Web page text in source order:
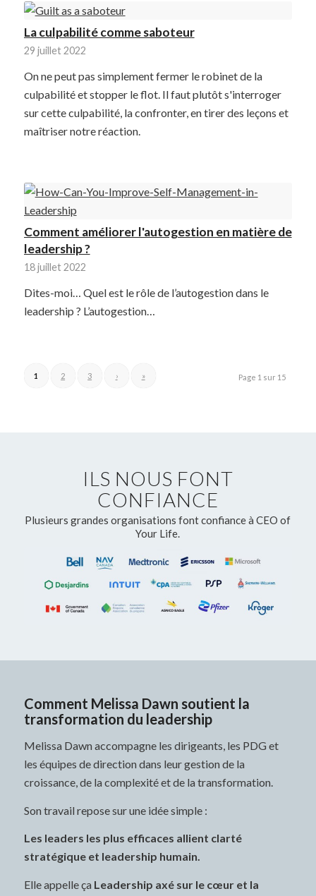
La culpabilité comme saboteur
29 juillet 2022
On ne peut pas simplement fermer le robinet de la
culpabilité et stopper le flot. Il faut plutôt s'interroger
sur cette culpabilité, la confronter, en tirer des leçons et
maîtriser notre réaction.
Comment améliorer l'autogestion en matière de
leadership ?
18 juillet 2022
Dites-moi… Quel est le rôle de l’autogestion dans le
leadership ? L’autogestion…
Page 1 sur 15
1 2 3 › »
ILS NOUS FONT
CONFIANCE
Plusieurs grandes organisations font confiance à CEO of
Your Life.
Comment Melissa Dawn soutient la
transformation du leadership
Melissa Dawn accompagne les dirigeants, les PDG et
les équipes de direction dans leur gestion de la
croissance, de la complexité et de la transformation.
Son travail repose sur une idée simple :
Les leaders les plus efficaces allient clarté
stratégique et leadership humain.
Elle appelle ça Leadership axé sur le cœur et la